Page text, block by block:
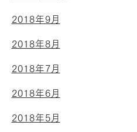
2018年9月
2018年8月
2018年7月
2018年6月
2018年5月